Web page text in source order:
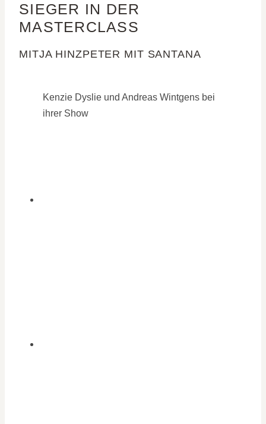
SIEGER IN DER
MASTERCLASS
MITJA HINZPETER MIT SANTANA
Kenzie Dyslie und Andreas Wintgens bei
ihrer Show